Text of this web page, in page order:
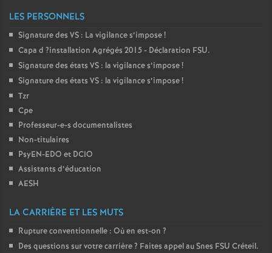
T
LES PERSONNELS
Signature des VS : La vigilance s’impose!
Capa d ?installation Agrégés 2015 - Déclaration FSU.
Signature des états VS : la vigilance s’impose!
Signature des états VS : la vigilance s’impose!
Tzr
Cpe
Professeur-e-s documentalistes
Non-titulaires
PsyEN-EDO et DCIO
Assistants d’éducation
AESH
LA CARRIÈRE ET LES MUTS
Rupture conventionnelle : Où en est-on ?
Des questions sur votre carrière? Faites appel au Snes FSU Créteil.